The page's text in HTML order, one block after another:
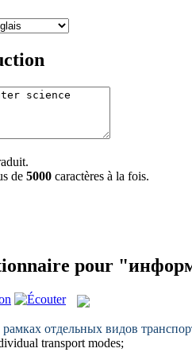
de 5000 caractères à la fois.
pour
отдельных видов
transport modes;